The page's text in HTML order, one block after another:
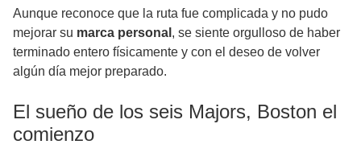
Aunque reconoce que la ruta fue complicada y no pudo
mejorar su marca personal , se siente orgulloso de haber
terminado entero físicamente y con el deseo de volver
algún día mejor preparado.
El sueño de los seis Majors, Boston el
comienzo